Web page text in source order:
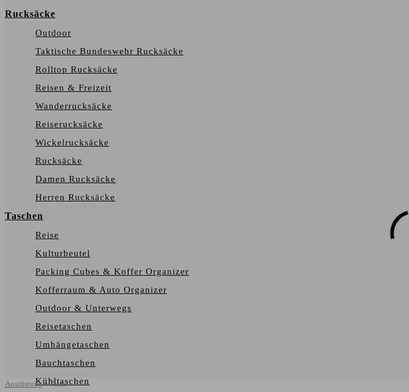
Rucksäcke
Outdoor
Taktische Bundeswehr Rucksäcke
Rolltop Rucksäcke
Reisen & Freizeit
Wanderrucksäcke
Reiserucksäcke
Wickelrucksäcke
Rucksäcke
Damen Rucksäcke
Herren Rucksäcke
Taschen
Reise
Kulturbeutel
Packing Cubes & Koffer Organizer
Kofferraum & Auto Organizer
Outdoor & Unterwegs
Reisetaschen
Umhängetaschen
Bauchtaschen
Kühltaschen
Ausrüstung»Äxte